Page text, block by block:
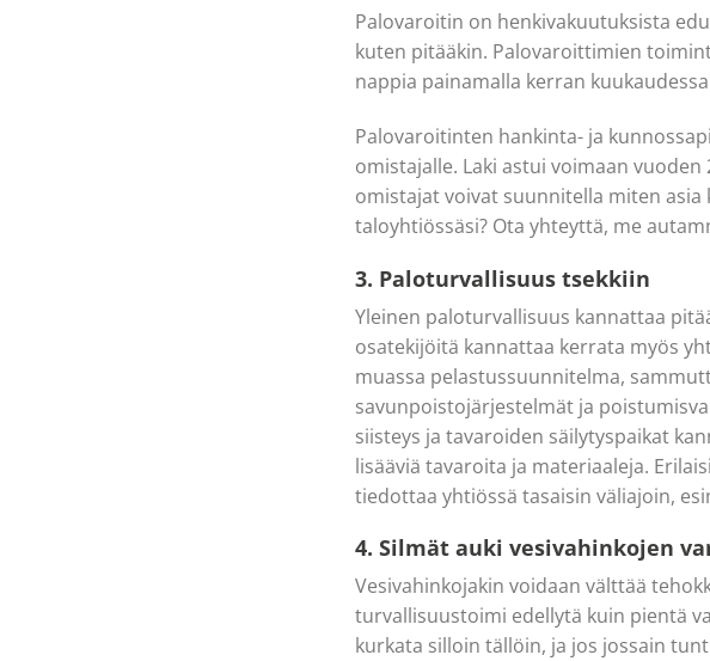
Palovaroitin on henkivakuutuksista
kuten pitääkin. Palovaroittimien
nappia painamalla kerran
Palovaroitinten hankinta- ja
omistajalle. Laki astui voimaan
omistajat voivat suunnitella miten
taloyhtiössäsi? Ota yhteyttä, me
3. Paloturvallisuus tsekkiin
Yleinen paloturvallisuus kannattaa
osatekijöitä kannattaa kerrata myös
muassa pelastussuunnitelma,
savunpoistojärjestelmät ja
siisteys ja tavaroiden säilytyspaikat
lisääviä tavaroita ja materiaaleja.
tiedottaa yhtiössä tasaisin väliajoin,
4. Silmät auki vesivahinkojen
Vesivahinkojakin voidaan välttää
turvallisuustoimi edellytä kuin pientä
kurkata silloin tällöin, ja jos jossain